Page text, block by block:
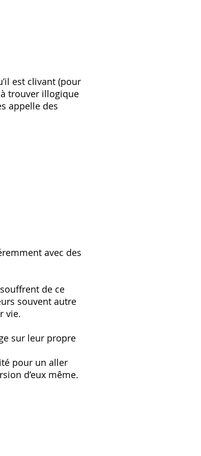
est clivant (pour
trouver illogique
appelle des
avec des
de ce
souvent autre
vie.
sur leur propre
pour un aller
d’eux même.